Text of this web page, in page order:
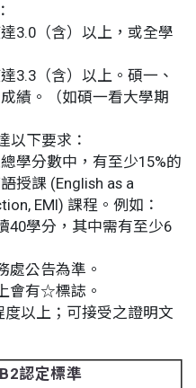
3.0（含）以上，或全學
3.3（含）以上。碩一、
績。（如碩一看大學期
以下要求：
學分數中，有至少15%的
授課 (English as a
EMI) 課程。例如：
40學分，其中需有至少6
處公告為準。
會有☆標誌。
度以上；可接受之證明文
B2認定標準